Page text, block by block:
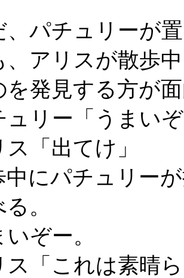
、パチュリーが
、アリスが散歩
を発見する方が
ュリー「うまい
ス「出てけ」
中にパチュリー
。
いぞー。
ス「これは素晴